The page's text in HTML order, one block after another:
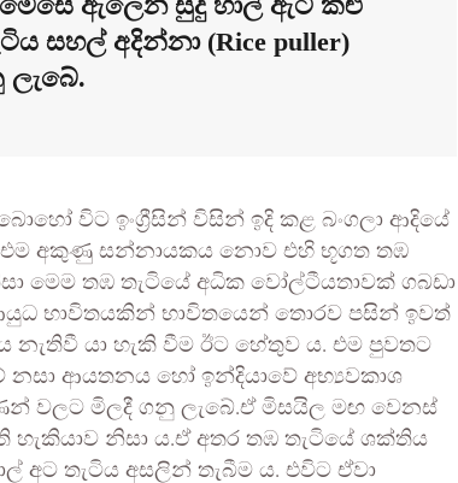
සහල් අදින්නා (Rice puller)
විට ඉංග්‍රීසින් විසින් ඉදි කළ බංගලා ආදියේ
එම අකුණු සන්නායකය නොව එහි භූගත තඹ
මෙම තඹ තැටියේ අධික වෝල්ටීයතාවක් ගබඩා
භාවිතයකින් භාවිතයෙන් තොරව පසින් ඉවත්
යා හැකි වීම ඊට හේතුව ය. එම පුවතට
ආයතනය හෝ ඉන්දියාවේ අභ්‍යවකාශ
වලට මිලදී ගනු ලැබේ.ඒ මිසයිල මඟ වෙනස්
නිසා ය.ඒ අතර තඹ තැටියේ ශක්තිය
අට තැටිය අසලින් තැබීම ය. එවිට ඒවා